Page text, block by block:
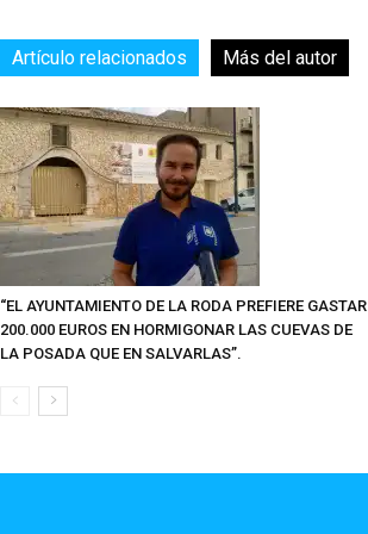
Artículo relacionados Más del autor
“EL AYUNTAMIENTO DE LA RODA PREFIERE GASTAR
200.000 EUROS EN HORMIGONAR LAS CUEVAS DE
LA POSADA QUE EN SALVARLAS”.